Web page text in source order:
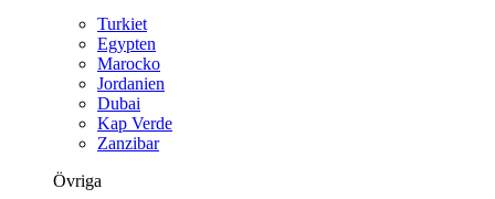
Turkiet
Egypten
Marocko
Jordanien
Dubai
Kap Verde
Zanzibar
Övriga